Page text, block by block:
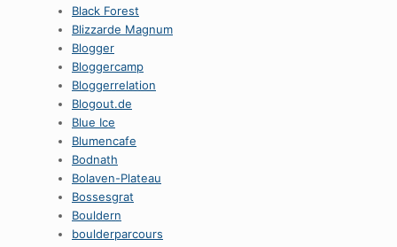
Black Forest
Blizzarde Magnum
Blogger
Bloggercamp
Bloggerrelation
Blogout.de
Blue Ice
Blumencafe
Bodnath
Bolaven-Plateau
Bossesgrat
Bouldern
boulderparcours